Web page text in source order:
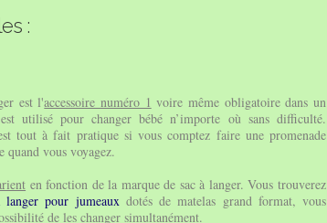
:
est l'accessoire numéro 1 voire même obligatoire dans un
utilisé pour changer bébé n’importe où sans difficulté.
tout à fait pratique si vous comptez faire une promenade
quand vous voyagez.
en fonction de la marque de sac à langer. Vous trouverez
langer pour jumeauxdotés de matelas grand format, vous
de les changer simultanément.